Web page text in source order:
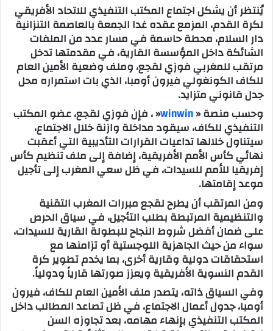
ل
ب
ر
ي
د
ا
إ
ل
ك
ت
ر
و
ن
ي
ا
يُنتظر أن يشكل اجتماع المكتب التنفيذي للاتحاد الأفريقي
لكرة القدم، المزمع عقده غدا الجمعة بالعاصمة التنزانية
دار السلام، محطة حاسمة في مسار عدد من الملفات
الشائكة داخل المؤسسة القارية، في مقدمتها تدخل
مرتقب للمغربي فوزي لقجع، وملف وضعية الأمين العام
للكاف الكونغولي فيرون أومبا، الذي بات استمراره محل
جدل قانوني متزايد.
وحسب منصة «winwin« ، فإن فوزي لقجع، عضو المكتب
التنفيذي للكاف، سيقود مداخلة وازنة خلال الاجتماع،
سيتناول خلالها تداعيات القرارات التأديبية التي أعقبت
نهائي كأس الأمم الأفريقية، إضافة إلى ملف تنظيم كأس
إفريقيا للأمم للسيدات، في ظل سعي المغرب إلى تأجيل
موعد إقامتها.
ومن المرتقب أن يطرح لقجع مبررات المغرب التقنية
والتنظيمية المرتبطة بطلب التأجيل، في سياق الحرص
على ضمان أفضل شروط النجاح للبطولة القارية للسيدات،
سواء من حيث الجاهزية اللوجستية أو تزامنها مع
استحقاقات دولية وقارية أخرى، بما يخدم تطوير كرة
القدم النسوية الأفريقية ويعزز صورتها قارياً ودولياً.
وفي السياق ذاته، يتصدر ملف الأمين العام للكاف، فيرون
أومبا، جدول أعمال الاجتماع، في ظل تصاعد المطالب داخل
المكتب التنفيذي بإنهاء مهامه، بعد تجاوزه السن